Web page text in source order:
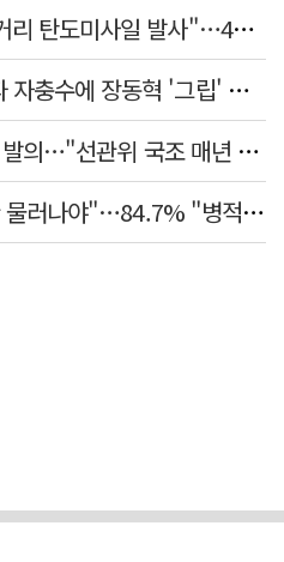
합참 "北, 원산 일대서 단거리 탄도미사일 발사"…42일 만
선관위 의혹 증폭·비당권파 자충수에 장동혁 '그립' 더 강해졌다
박형수, '선관위 개혁 2법' 발의…"선관위 국조 매년 실시"
국민 75.6% "안규백 장관 물러나야"…84.7% "병적기록부 공개해야"